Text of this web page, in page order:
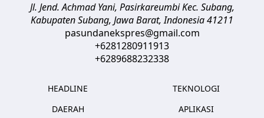
Jl. Jend. Achmad Yani, Pasirkareumbi Kec. Subang,
Kabupaten Subang, Jawa Barat,Indonesia41211
pasundanekspres@gmail.com
+6281280911913
+6289688232338
HEADLINE
DAERAH
TEKNOLOGI
APLIKASI